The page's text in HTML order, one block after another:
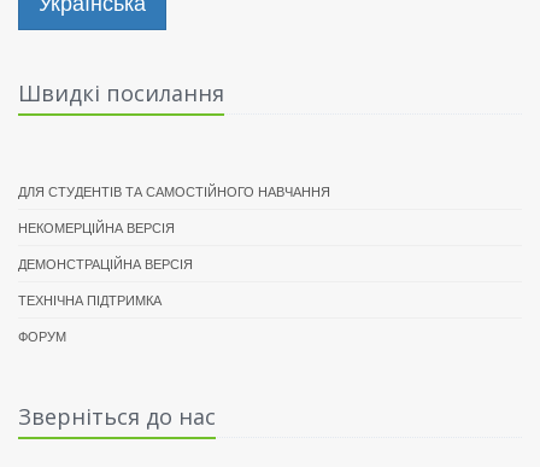
Швидкі посилання
ДЛЯ СТУДЕНТІВ ТА САМОСТІЙНОГО НАВЧАННЯ
НЕКОМЕРЦІЙНА ВЕРСІЯ
ДЕМОНСТРАЦІЙНА ВЕРСІЯ
ТЕХНІЧНА ПІДТРИМКА
ФОРУМ
Зверніться до нас